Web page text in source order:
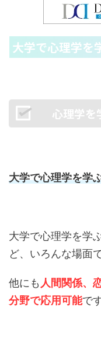
大学で心理学を
心理学を
大学で心理学を学
大学で心理学を学
ど、いろんな場面
他にも 人間関係、
分野で応用可能で